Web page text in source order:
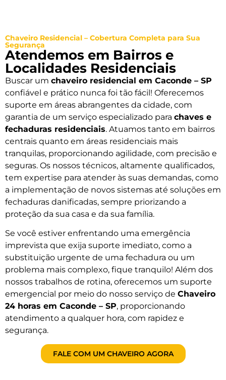
Chaveiro Residencial – Cobertura Completa para Sua
Segurança
Atendemos em Bairros e
Localidades Residenciais
Buscar um chaveiro residencial em Caconde – SP
confiável e prático nunca foi tão fácil! Oferecemos
suporte em áreas abrangentes da cidade, com
garantia de um serviço especializado para chaves e
fechaduras residenciais. Atuamos tanto em bairros
centrais quanto em áreas residenciais mais
tranquilas, proporcionando agilidade, com precisão e
seguras. Os nossos técnicos, altamente qualificados,
tem expertise para atender às suas demandas, como
a implementação de novos sistemas até soluções em
fechaduras danificadas, sempre priorizando a
proteção da sua casa e da sua família.
Se você estiver enfrentando uma emergência
imprevista que exija suporte imediato, como a
substituição urgente de uma fechadura ou um
problema mais complexo, fique tranquilo! Além dos
nossos trabalhos de rotina, oferecemos um suporte
emergencial por meio do nosso serviço de Chaveiro
24 horas em Caconde – SP, proporcionando
atendimento a qualquer hora, com rapidez e
segurança.
FALE COM UM CHAVEIRO AGORA